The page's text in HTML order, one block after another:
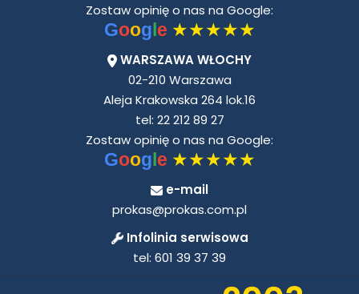
Zostaw opinię o nas na Google:
Goog e ★★★★★
WARSZAWA WŁOCHY
02-210 Warszawa
Aleja Krakowska 264 lok.16
tel: 22 212 89 27
Zostaw opinię o nas na Google:
Goog e ★★★★★
e-mail
prokas@prokas.com.pl
Infolinia serwisowa
tel: 601 39 37 39